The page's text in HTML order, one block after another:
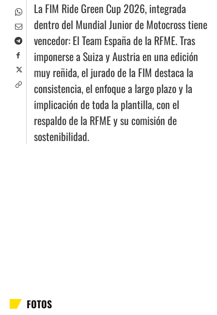
La FIM Ride Green Cup 2026, integrada
dentro del Mundial Junior de Motocross tiene
vencedor: El Team España de la RFME. Tras
imponerse a Suiza y Austria en una edición
muy reñida, el jurado de la FIM destaca la
consistencia, el enfoque a largo plazo y la
implicación de toda la plantilla, con el
respaldo de la RFME y su comisión de
sostenibilidad.
FOTOS